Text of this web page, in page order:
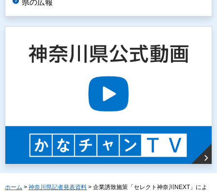
県の広報
ホーム > 神奈川県記者発表資料 > 企業誘致施策「セレクト神奈川NEXT」によ